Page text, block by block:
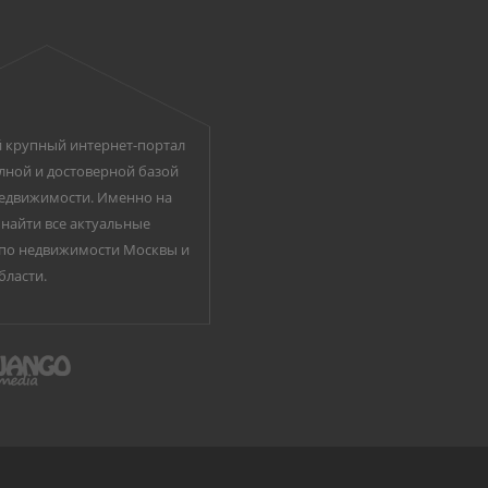
интернет-портал
и достоверной базой
Именно на
все актуальные
недвижимости Москвы и